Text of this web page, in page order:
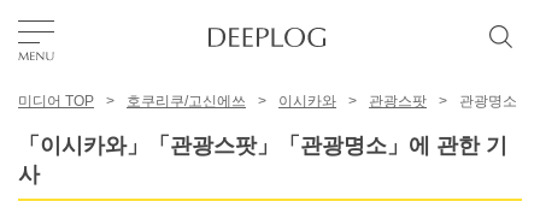
TOP
미디어 TOP 호쿠리쿠/고신에쓰 이시카와 관광스팟 관광명소
「이시카와」「관광스팟」「관광명소」에 관한 기
사